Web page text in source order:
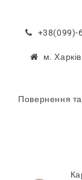
+38(099)-
м.
Повернення